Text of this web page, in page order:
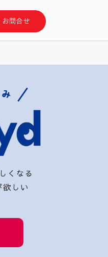
お問合せ
くなる
しい